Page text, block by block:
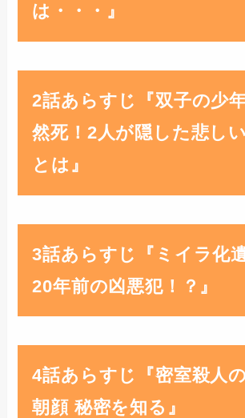
は・・・』
2話あらすじ『双子の少
然死！2人が隠した悲し
とは』
3話あらすじ『ミイラ化
20年前の凶悪犯！？』
4話あらすじ『密室殺人の
朝顔 秘密を知る』